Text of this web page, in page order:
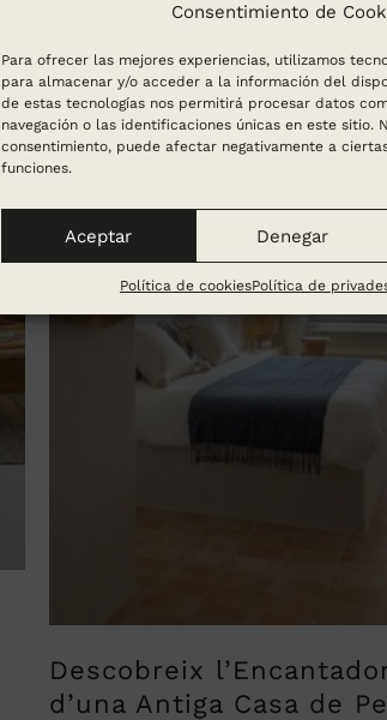
Consentimiento de
Para ofrecer las mejores experiencias, utilizamos
para almacenar y/o acceder a la información del
de estas tecnologías nos permitirá procesar datos
navegación o las identificaciones únicas en este sitio.
consentimiento, puede afectar negativamente a
funciones.
Aceptar Denegar
Política de cookiesPolítica de
Descobreix
d’una Antiga Casa de